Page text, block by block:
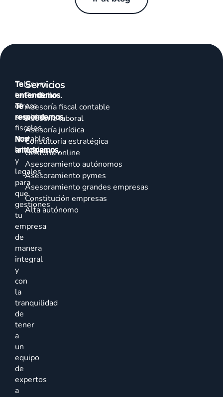
Talenom
te
ofrece
servicios
fiscales,
contables,
laborales
y
legales
para
que
gestiones
tu
empresa
de
manera
integral
y
con
la
tranquilidad
de
tener
a
un
equipo
de
expertos
a
Te
entendemos.
Te
respondemos.
Nos
anticipamos.
Servicios
Portfolio
Asesoría fiscal contable
Asesoría laboral
Asesoría jurídica
Consultoría estratégica
Gestoría online
Asesoramiento autónomos
Asesoramiento pymes
Asesoramiento grandes empresas
Constitución empresas
Alta autónomo